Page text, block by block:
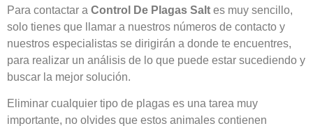
Para contactar a Control De Plagas Salt es muy sencillo,
solo tienes que llamar a nuestros números de contacto y
nuestros especialistas se dirigirán a donde te encuentres,
para realizar un análisis de lo que puede estar sucediendo y
buscar la mejor solución.
Eliminar cualquier tipo de plagas es una tarea muy
importante, no olvides que estos animales contienen